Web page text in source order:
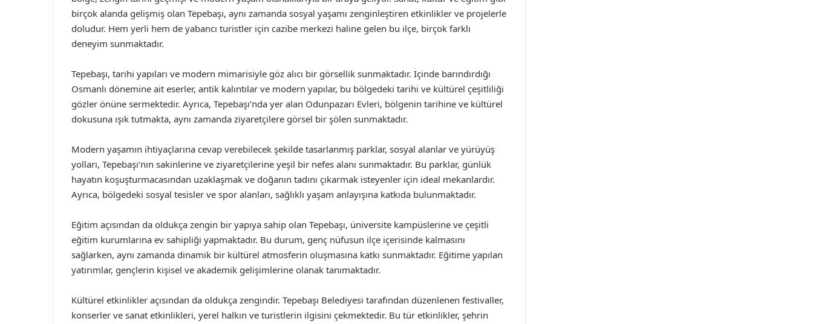
birçok alanda gelişmiş olan Tepebaşı, aynı zamanda sosyal yaşamı zenginleştiren etkinlikler ve projelerle
doludur. Hem yerli hem de yabancı turistler için cazibe merkezi haline gelen bu ilçe, birçok farklı
deneyim sunmaktadır.
Tepebaşı, tarihi yapıları ve modern mimarisiyle göz alıcı bir görsellik sunmaktadır. İçinde barındırdığı
Osmanlı dönemine ait eserler, antik kalıntılar ve modern yapılar, bu bölgedeki tarihi ve kültürel çeşitliliği
gözler önüne sermektedir. Ayrıca, Tepebaşı’nda yer alan Odunpazarı Evleri, bölgenin tarihine ve kültürel
dokusuna ışık tutmakta, aynı zamanda ziyaretçilere görsel bir şölen sunmaktadır.
Modern yaşamın ihtiyaçlarına cevap verebilecek şekilde tasarlanmış parklar, sosyal alanlar ve yürüyüş
yolları, Tepebaşı’nın sakinlerine ve ziyaretçilerine yeşil bir nefes alanı sunmaktadır. Bu parklar, günlük
hayatın koşuşturmacasından uzaklaşmak ve doğanın tadını çıkarmak isteyenler için ideal mekanlardır.
Ayrıca, bölgedeki sosyal tesisler ve spor alanları, sağlıklı yaşam anlayışına katkıda bulunmaktadır.
Eğitim açısından da oldukça zengin bir yapıya sahip olan Tepebaşı, üniversite kampüslerine ve çeşitli
eğitim kurumlarına ev sahipliği yapmaktadır. Bu durum, genç nüfusun ilçe içerisinde kalmasını
sağlarken, aynı zamanda dinamik bir kültürel atmosferin oluşmasına katkı sunmaktadır. Eğitime yapılan
yatırımlar, gençlerin kişisel ve akademik gelişimlerine olanak tanımaktadır.
Kültürel etkinlikler açısından da oldukça zengindir. Tepebaşı Belediyesi tarafından düzenlenen festivaller,
konserler ve sanat etkinlikleri, yerel halkın ve turistlerin ilgisini çekmektedir. Bu tür etkinlikler, şehrin